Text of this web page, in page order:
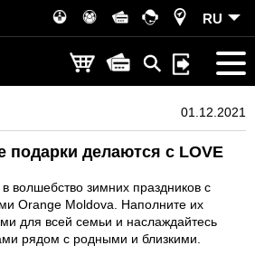
RU
01.12.2021
подарки делаются с LOVE
в волшебство зимних праздников с
Orange Moldova. Наполните их
для всей семьи и наслаждайтесь
рядом с родными и близкими.